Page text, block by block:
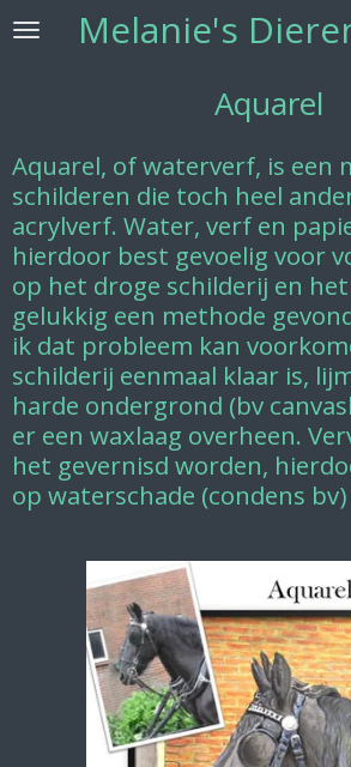
Ga
Melanie's
Aquarel
Aquarel, of waterverf, is een
schilderen die toch heel
acrylverf. Water, verf en
hierdoor best gevoelig voor
op het droge schilderij en
gelukkig een methode
ik dat probleem kan
schilderij eenmaal klaar is,
harde ondergrond (bv
er een waxlaag overheen.
het gevernisd worden,
op waterschade (condens